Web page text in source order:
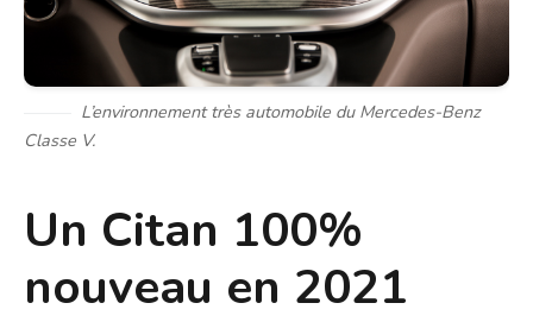
L’environnement très automobile du Mercedes-Benz
Classe V.
Un Citan 100%
nouveau en 2021